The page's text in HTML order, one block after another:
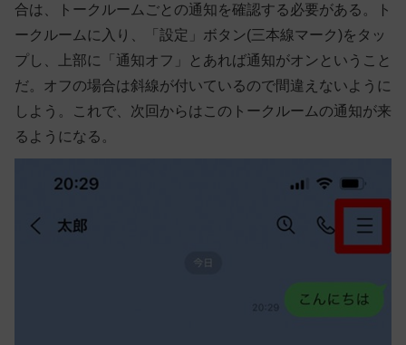
合は、トークルームごとの通知を確認する必要がある。ト
ークルームに入り、「設定」ボタン(三本線マーク)をタッ
プし、上部に「通知オフ」とあれば通知がオンということ
だ。オフの場合は斜線が付いているので間違えないように
しよう。これで、次回からはこのトークルームの通知が来
るようになる。